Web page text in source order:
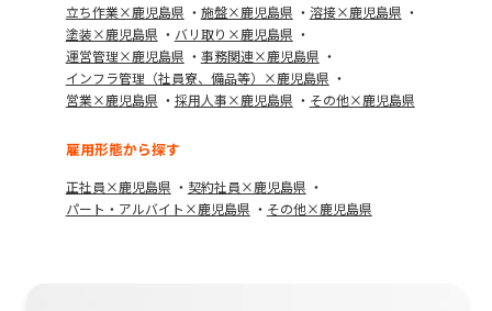
立ち作業×鹿児島県
施盤×鹿児島県
溶接×鹿児島県
塗装×鹿児島県
バリ取り×鹿児島県
運営管理×鹿児島県
事務関連×鹿児島県
インフラ管理（社員寮、備品等）×鹿児島県
営業×鹿児島県
採用人事×鹿児島県 その他×鹿児島県
雇用形態から探す
正社員×鹿児島県
契約社員×鹿児島県
パート・アルバイト×鹿児島県
その他×鹿児島県